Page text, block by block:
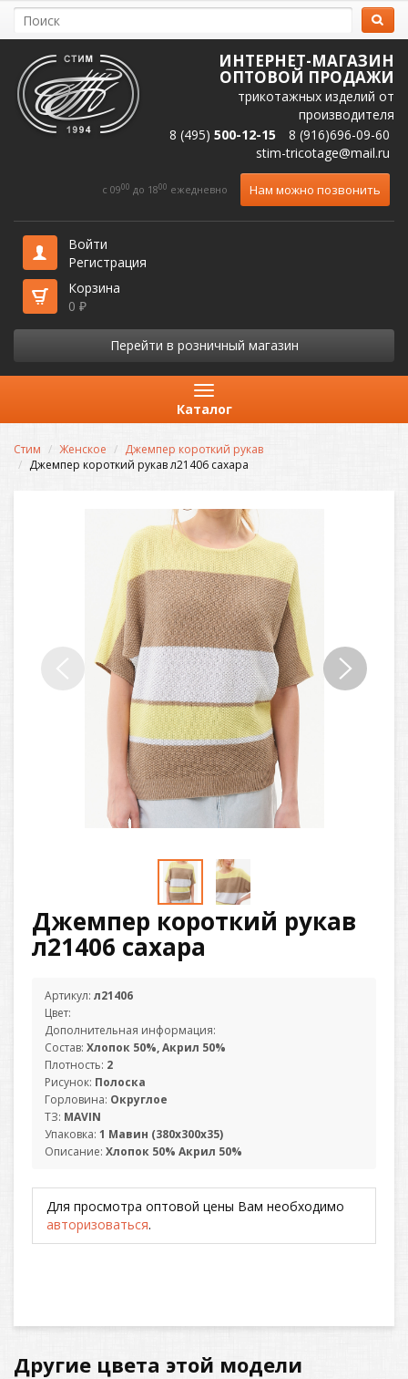
ИНТЕРНЕТ-МАГАЗИН
ОПТОВОЙ ПРОДАЖИ
трикотажных изделий от
производителя
8 (495) 500-12-15
8 (916)696-09-60
stim-tricotage@mail.ru
c 0900 до 1800 ежедневно Нам можно позвонить
Войти
Регистрация
Корзина
0 ₽
Перейти в розничный магазин
Каталог
Стим Женское
Джемпер короткий рукав
Джемпер короткий рукав л21406 сахара
Джемпер короткий рукав
л21406 сахара
Артикул: л21406
Цвет:
Дополнительная информация:
Состав: Хлопок 50%, Акрил 50%
Плотность: 2
Рисунок: Полоска
Горловина: Округлое
ТЗ: MAVIN
Упаковка: 1 Мавин (380х300х35)
Описание: Хлопок 50% Акрил 50%
Для просмотра оптовой цены Вам необходимо
авторизоваться.
Другие цвета этой модели